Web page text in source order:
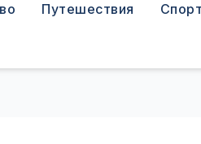
Путешествия Спорт